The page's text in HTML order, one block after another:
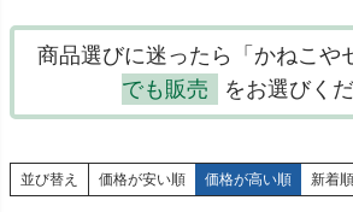
商品選びに迷ったら「かねこや
でも販売
をお選びくだ
並び替え 価格が安い順 価格が高い順 新着順